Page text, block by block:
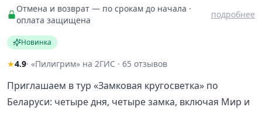
Отмена и возврат — по срокам до начала ·
оплата защищена
подробнее
Новинка
★4.9· «Пилигрим» на 2ГИС · 65 отзывов
Приглашаем в тур «Замковая кругосветка» по
Беларуси: четыре дня, четыре замка, включая Мир и